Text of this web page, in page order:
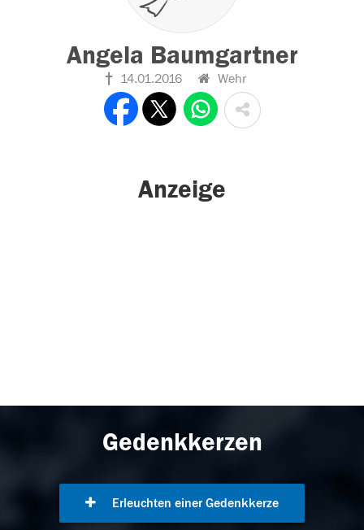
Angela Baumgartner
14.01.2016 Wehr
Anzeige
Gedenkkerzen
Erleuchten einer Gedenkkerze